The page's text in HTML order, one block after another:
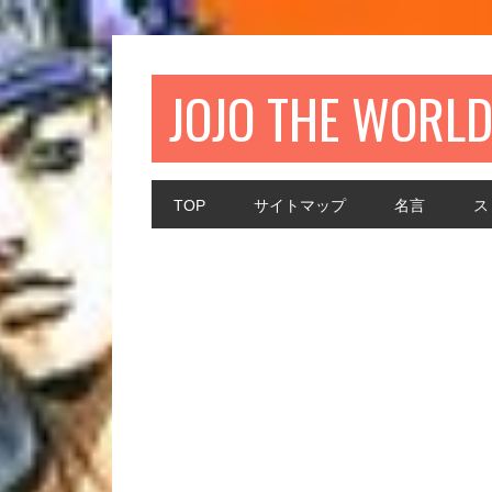
JOJO THE WORLD
TOP サイトマップ 名言